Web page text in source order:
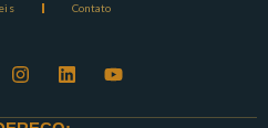
Contato